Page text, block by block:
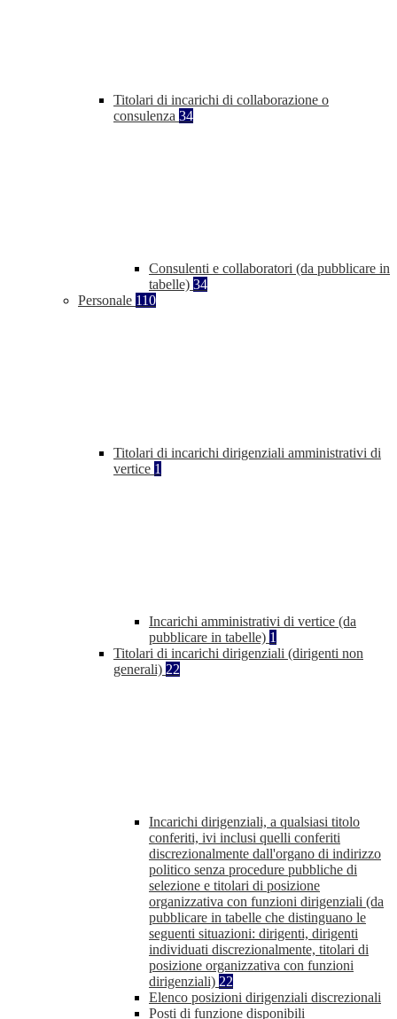
Titolari di incarichi di collaborazione o
consulenza 34
Consulenti e collaboratori (da pubblicare in
tabelle) 34
Personale 110
Titolari di incarichi dirigenziali amministrativi di
vertice 1
Incarichi amministrativi di vertice (da
pubblicare in tabelle) 1
Titolari di incarichi dirigenziali (dirigenti non
generali) 22
Incarichi dirigenziali, a qualsiasi titolo
conferiti, ivi inclusi quelli conferiti
discrezionalmente dall'organo di indirizzo
politico senza procedure pubbliche di
selezione e titolari di posizione
organizzativa con funzioni dirigenziali (da
pubblicare in tabelle che distinguano le
seguenti situazioni: dirigenti, dirigenti
individuati discrezionalmente, titolari di
posizione organizzativa con funzioni
dirigenziali) 22
Elenco posizioni dirigenziali discrezionali
Posti di funzione disponibili